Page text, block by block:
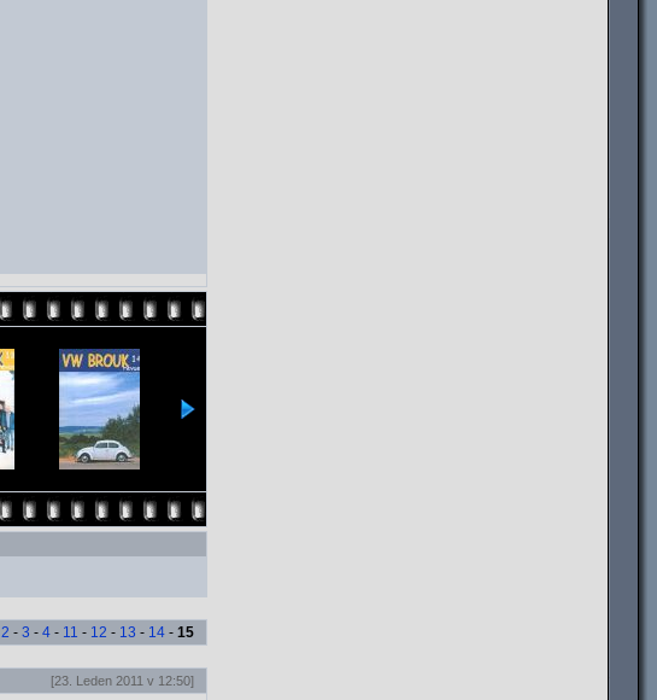
2 - 3 - 4 - 11 - 12 - 13 - 14 - 15
[23. Leden 2011 v 12:50]